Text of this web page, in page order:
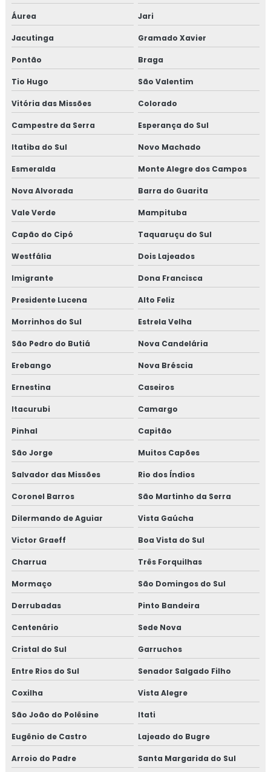
Áurea Jari
Jacutinga Gramado Xavier
Pontão Braga
Tio Hugo São Valentim
Vitória das Missões Colorado
Campestre da Serra Esperança do Sul
Itatiba do Sul Novo Machado
Esmeralda Monte Alegre dos Campos
Nova Alvorada Barra do Guarita
Vale Verde Mampituba
Capão do Cipó Taquaruçu do Sul
Westfália Dois Lajeados
Imigrante Dona Francisca
Presidente Lucena Alto Feliz
Morrinhos do Sul Estrela Velha
São Pedro do Butiá Nova Candelária
Erebango Nova Bréscia
Ernestina Caseiros
Itacurubi Camargo
Pinhal Capitão
São Jorge Muitos Capões
Salvador das Missões Rio dos Índios
Coronel Barros São Martinho da Serra
Dilermando de Aguiar Vista Gaúcha
Victor Graeff Boa Vista do Sul
Charrua Três Forquilhas
Mormaço São Domingos do Sul
Derrubadas Pinto Bandeira
Centenário Sede Nova
Cristal do Sul Garruchos
Entre Rios do Sul Senador Salgado Filho
Coxilha Vista Alegre
São João do Polêsine Itati
Eugênio de Castro Lajeado do Bugre
Arroio do Padre Santa Margarida do Sul